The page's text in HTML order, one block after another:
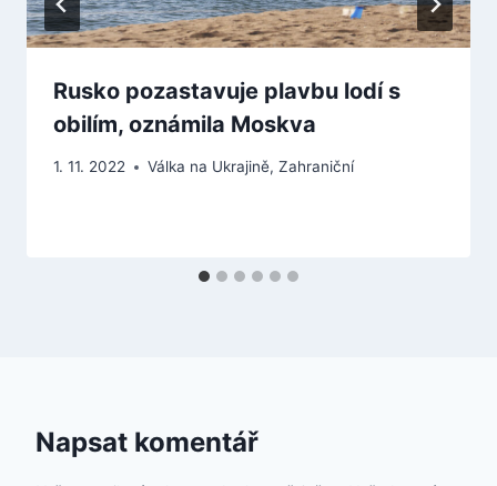
Rusko pozastavuje plavbu lodí s
obilím, oznámila Moskva
1. 11. 2022 Válka na Ukrajině, Zahraniční
Napsat komentář